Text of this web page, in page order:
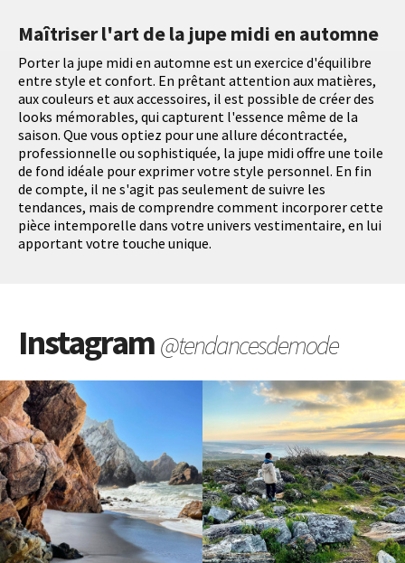
Maîtriser l'art de la jupe midi en automne
Porter la jupe midi en automne est un exercice d'équilibre
entre style et confort. En prêtant attention aux matières,
aux couleurs et aux accessoires, il est possible de créer des
looks mémorables, qui capturent l'essence même de la
saison. Que vous optiez pour une allure décontractée,
professionnelle ou sophistiquée, la jupe midi offre une toile
de fond idéale pour exprimer votre style personnel. En fin
de compte, il ne s'agit pas seulement de suivre les
tendances, mais de comprendre comment incorporer cette
pièce intemporelle dans votre univers vestimentaire, en lui
apportant votre touche unique.
Instagram@tendancesdemode